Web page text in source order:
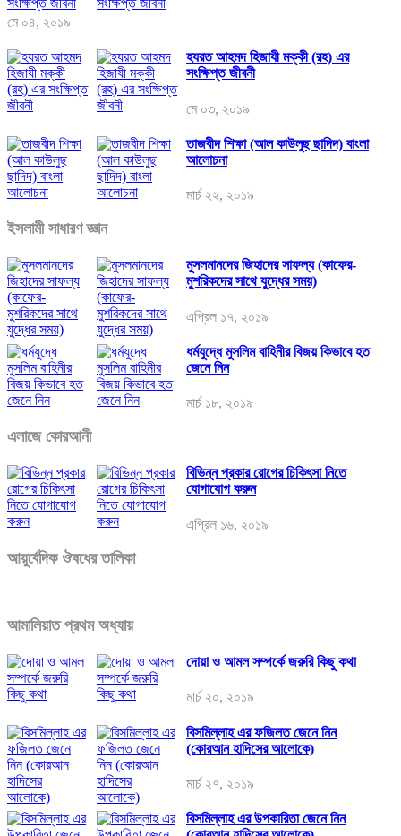
মে ০৪, ২০১৯
হযরত আহমদ হিজাযী মক্কী (রহ) এর
সংক্ষিপ্ত জীবনী
মে ০৩, ২০১৯
তাজবীদ শিক্ষা (আল কাউলুছ ছাদিদ) বাংলা
আলোচনা
মার্চ ২২, ২০১৯
ইসলামী সাধারণ জ্ঞান
মুসলমানদের জিহাদের সাফল্য (কাফের-
মুশরিকদের সাথে যুদ্ধের সময়)
এপ্রিল ১৭, ২০১৯
ধর্মযুদ্ধে মুসলিম বাহিনীর বিজয় কিভাবে হত
জেনে নিন
মার্চ ১৮, ২০১৯
এলাজে কোরআনী
বিভিন্ন প্রকার রোগের চিকিৎসা নিতে
যোগাযোগ করুন
এপ্রিল ১৬, ২০১৯
আয়ুর্বেদিক ঔষধের তালিকা
আমালিয়াত প্রথম অধ্যায়
দোয়া ও আমল সম্পর্কে জরুরি কিছু কথা
মার্চ ২০, ২০১৯
বিসমিল্লাহ এর ফজিলত জেনে নিন
(কোরআন হাদিসের আলোকে)
মার্চ ২৭, ২০১৯
বিসমিল্লাহ এর উপকারিতা জেনে নিন